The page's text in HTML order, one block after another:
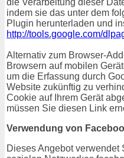
die Verarbeitung dieser
indem sie das unter dem
Plugin herunterladen und
http://tools.google.com/
Alternativ zum Browser-
Browsern auf mobilen
um die Erfassung durch
Website zukünftig zu
Cookie auf Ihrem Gerät
müssen Sie diesen Link
Verwendung von
Dieses Angebot